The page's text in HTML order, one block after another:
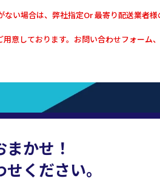
い場合は、弊社指定Or 最寄り配送業者
意しております。お問い合わせフォーム
かせ！
ください。